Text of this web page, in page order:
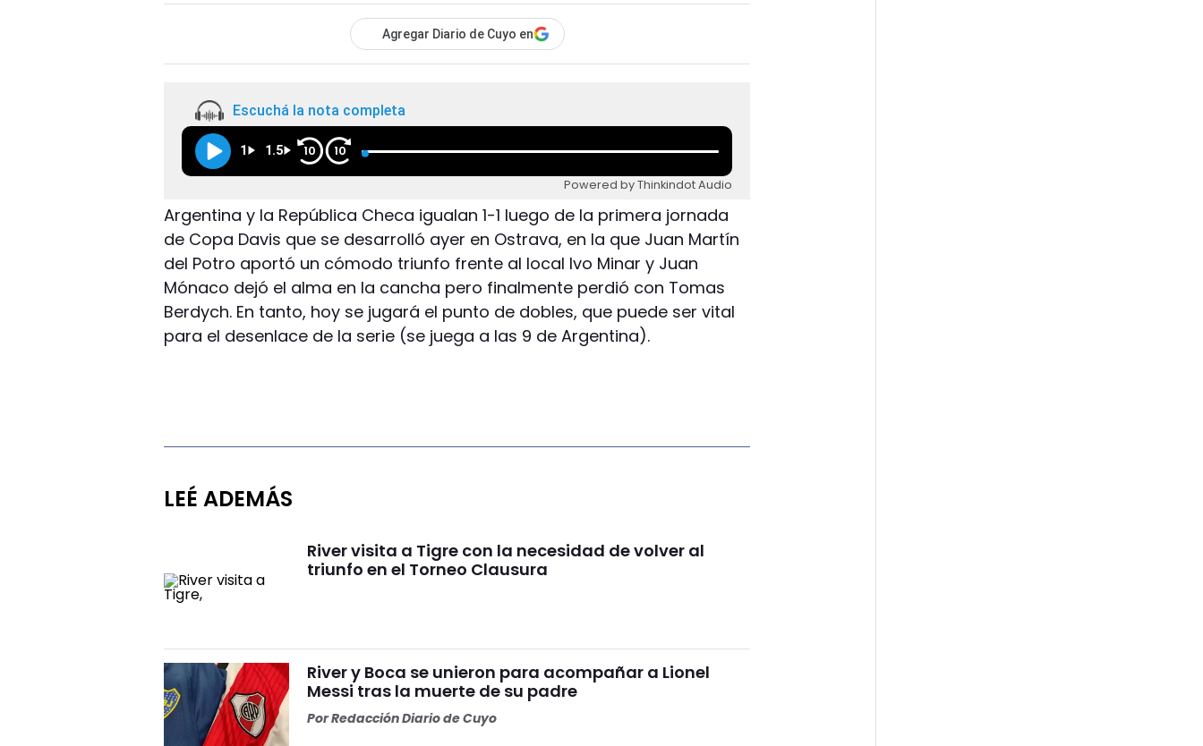
Agregar Diario de Cuyo en
Escuchá la nota completa
1 1.5 10 10
Powered by Thinkindot Audio
Argentina y la República Checa igualan 1-1 luego de la primera jornada
de Copa Davis que se desarrolló ayer en Ostrava, en la que Juan Martín
del Potro aportó un cómodo triunfo frente al local Ivo Minar y Juan
Mónaco dejó el alma en la cancha pero finalmente perdió con Tomas
Berdych. En tanto, hoy se jugará el punto de dobles, que puede ser vital
para el desenlace de la serie (se juega a las 9 de Argentina).
LEÉ ADEMÁS
River visita a Tigre con la necesidad de volver al
triunfo en el Torneo Clausura
River y Boca se unieron para acompañar a Lionel
Messi tras la muerte de su padre
PorRedacción Diario de Cuyo